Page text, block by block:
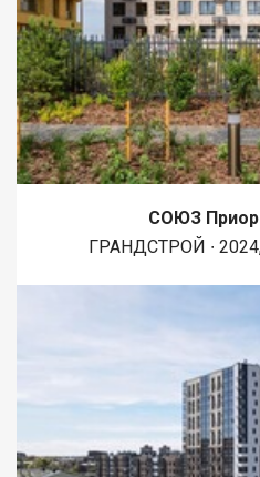
СОЮЗ
ГРАНДСТРОЙ ∙ 2024,